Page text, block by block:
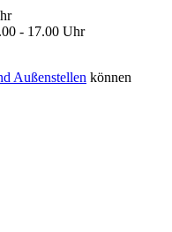
- 17.00 Uhr
Außenstellen können